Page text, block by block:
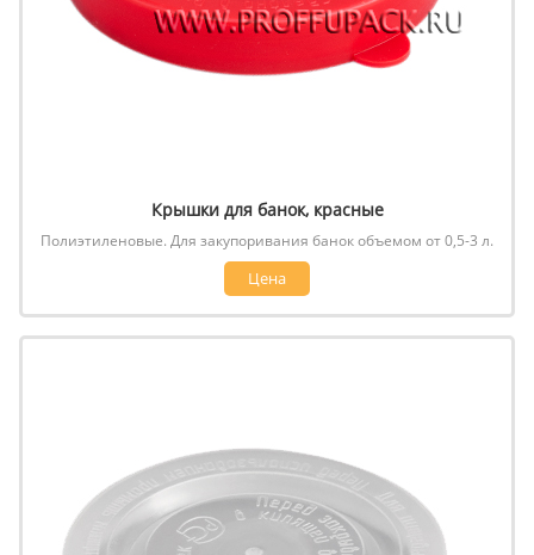
Крышки для банок, красные
Полиэтиленовые. Для закупоривания банок объемом от 0,5-3 л.
Цена